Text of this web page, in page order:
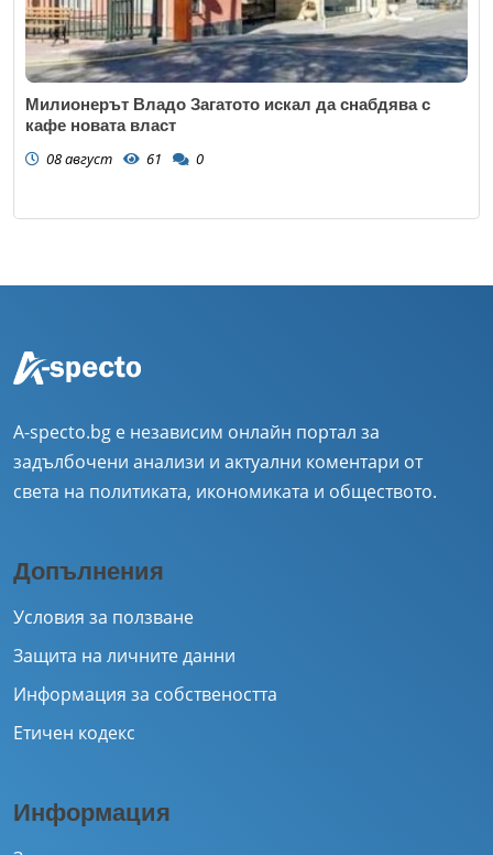
Милионерът Владо Загатото искал да снабдява с
кафе новата власт
08 август 61 0
A-specto.bg е независим онлайн портал за
задълбочени анализи и актуални коментари от
света на политиката, икономиката и обществото.
Допълнения
Условия за ползване
Защита на личните данни
Информация за собствеността
Етичен кодекс
Информация